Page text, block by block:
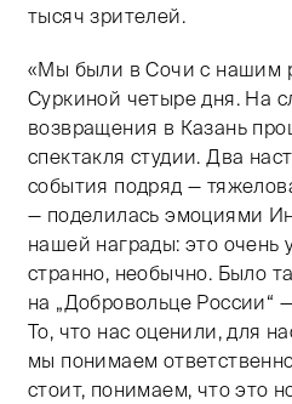
тысяч зрителей.
«Мы были в Сочи с нашим
Суркиной четыре дня. На
возвращения в Казань
спектакля студии. Два
события подряд —
— поделилась эмоциями
нашей награды: это очень
странно, необычно. Было
на „Добровольце России“
То, что нас оценили, для
мы понимаем
стоит, понимаем, что это